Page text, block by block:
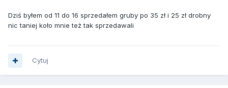
Dziś byłem od 11 do 16 sprzedałem gruby po 35 zł i 25 zł drobny
nic taniej koło mnie też tak sprzedawali
Cytuj